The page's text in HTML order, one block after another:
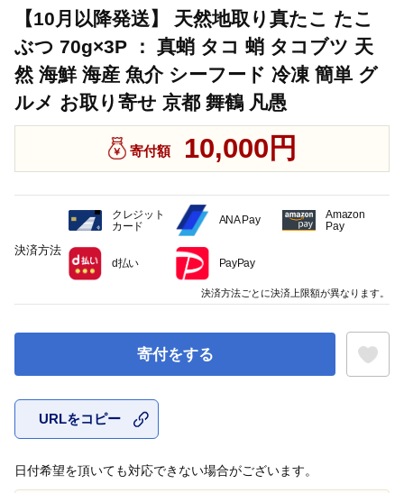
【10月以降発送】 天然地取り真たこ たこ
ぶつ 70g×3P ： 真蛸 タコ 蛸 タコブツ 天
然 海鮮 海産 魚介 シーフード 冷凍 簡単 グ
ルメ お取り寄せ 京都 舞鶴 凡愚
寄付額 10,000円
寄付をする
URLをコピー
日付希望を頂いても対応できない場合がございます。
決済方法
クレジット
カード
ANA Pay
Amazon
Pay
d払い PayPay
決済方法ごとに決済上限額が異なります。